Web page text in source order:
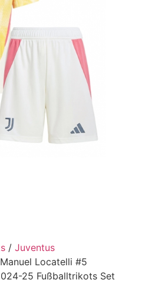
/ Juventus
Locatelli #5
25 Fußballtrikots Set